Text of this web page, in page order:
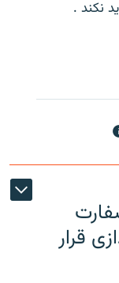
نکند .
قرار